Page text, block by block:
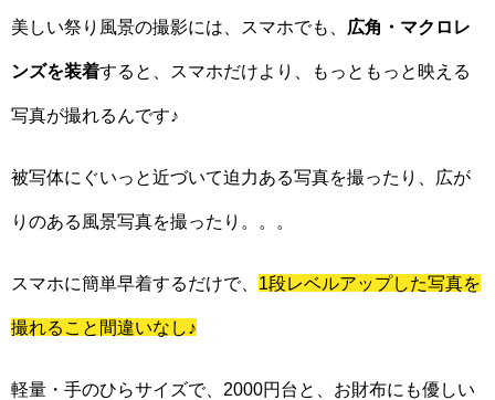
美しい祭り風景の撮影には、スマホでも、 広角・マクロレ
ンズを装着すると、スマホだけより、もっともっと映える
写真が撮れるんです♪
被写体にぐいっと近づいて迫力ある写真を撮ったり、広が
りのある風景写真を撮ったり。。。
スマホに簡単早着するだけで、 1段レベルアップした写真を
撮れること間違いなし♪
軽量・手のひらサイズで、2000円台と、お財布にも優しい